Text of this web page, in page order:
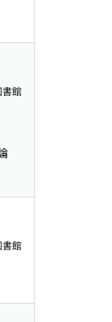
書館
書館